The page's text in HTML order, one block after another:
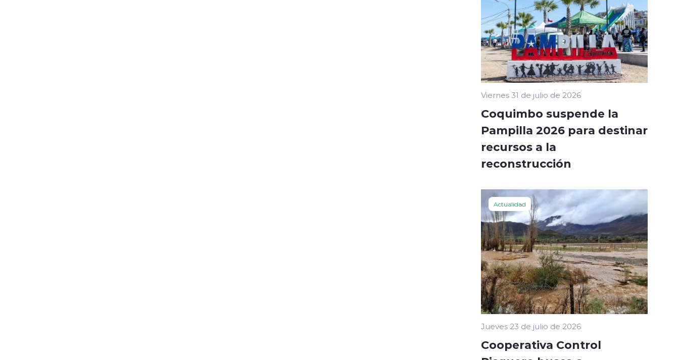
Viernes 31 de julio de 2026
Coquimbo suspende la
Pampilla 2026 para destinar
recursos a la
reconstrucción
Actualidad
Jueves 23 de julio de 2026
Cooperativa Control